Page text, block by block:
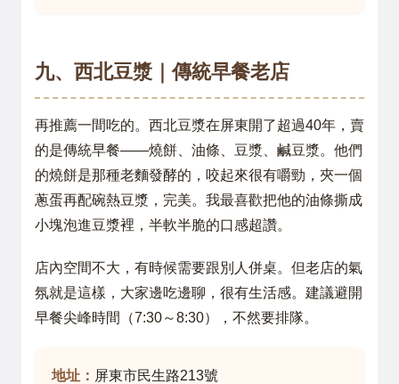
九、西北豆漿｜傳統早餐老店
再推薦一間吃的。西北豆漿在屏東開了超過40年，賣
的是傳統早餐——燒餅、油條、豆漿、鹹豆漿。他們
的燒餅是那種老麵發酵的，咬起來很有嚼勁，夾一個
蔥蛋再配碗熱豆漿，完美。我最喜歡把他的油條撕成
小塊泡進豆漿裡，半軟半脆的口感超讚。
店內空間不大，有時候需要跟別人併桌。但老店的氣
氛就是這樣，大家邊吃邊聊，很有生活感。建議避開
早餐尖峰時間（7:30～8:30），不然要排隊。
地址： 屏東市民生路213號